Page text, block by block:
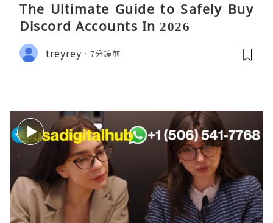
The Ultimate Guide to Safely Buy
Discord Accounts In 2026
treyrey 7分鐘前